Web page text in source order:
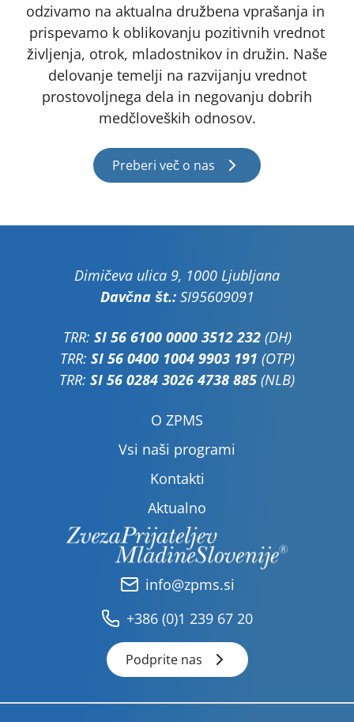
odzivamo na aktualna družbena vprašanja in
prispevamo k oblikovanju pozitivnih vrednot
življenja, otrok, mladostnikov in družin. Naše
delovanje temelji na razvijanju vrednot
prostovoljnega dela in negovanju dobrih
medčloveških odnosov.
Preberi več o nas
Dimičeva ulica 9, 1000 Ljubljana
Davčna št.:SI95609091
TRR: SI 56 6100 0000 3512 232(DH)
TRR: SI 56 0400 1004 9903 191 (OTP)
TRR: SI 56 0284 3026 4738 885 (NLB)
O ZPMS
Vsi naši programi
Kontakti
Aktualno
info@zpms.si
+386 (0)1 239 67 20
Podprite nas